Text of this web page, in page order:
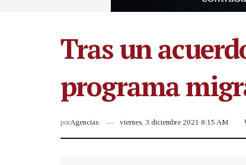
Tras un
programa
porAgencias viernes, 3 diciembre 2021 8:15 AM